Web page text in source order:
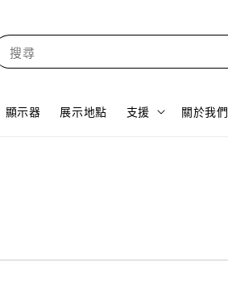
搜尋
顯示器 展示地點 支援 關於我們